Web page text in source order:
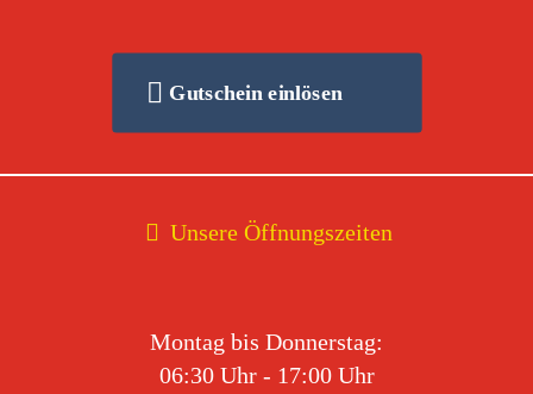
Gutschein einlösen
Unsere Öffnungszeiten
Montag bis Donnerstag:
06:30 Uhr - 17:00 Uhr